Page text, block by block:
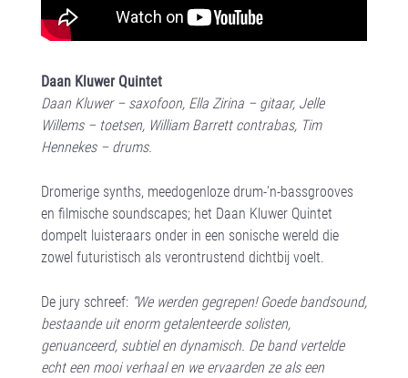
Daan Kluwer Quintet
Daan Kluwer – saxofoon, Ella Zirina – gitaar, Jelle
Willems – toetsen, William Barrett contrabas, Tim
Hennekes – drums.
Dromerige synths, meedogenloze drum-’n-bassgrooves
en filmische soundscapes; het Daan Kluwer Quintet
dompelt luisteraars onder in een sonische wereld die
zowel futuristisch als verontrustend dichtbij voelt.
De jury schreef: “We werden gegrepen! Goede bandsound,
bestaande uit enorm getalenteerde solisten,
genuanceerd, subtiel en dynamisch. De band vertelde
echt een mooi verhaal en we ervaarden ze als een